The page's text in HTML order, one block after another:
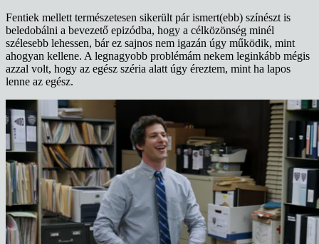
Fentiek mellett természetesen sikerült pár ismert(ebb) színészt is
beledobálni a bevezető epizódba, hogy a célközönség minél
szélesebb lehessen, bár ez sajnos nem igazán úgy működik, mint
ahogyan kellene. A legnagyobb problémám nekem leginkább mégis
azzal volt, hogy az egész széria alatt úgy éreztem, mint ha lapos
lenne az egész.